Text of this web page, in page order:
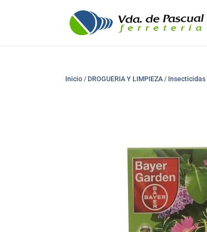
Inicio / DROGUERIA Y LIMPIEZA / Insecticidas